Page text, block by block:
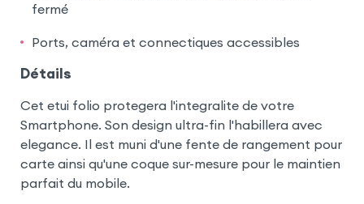
fermé
Ports, caméra et connectiques accessibles
Détails
Cet etui folio protegera l'integralite de votre
Smartphone. Son design ultra-fin l'habillera avec
elegance. Il est muni d'une fente de rangement pour
carte ainsi qu'une coque sur-mesure pour le maintien
parfait du mobile.